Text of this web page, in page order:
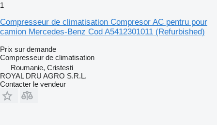
1
Compresseur de climatisation Compresor AC pentru pour
camion Mercedes-Benz Cod A5412301011 (Refurbished)
Prix sur demande
Compresseur de climatisation
Roumanie, Cristesti
ROYAL DRU AGRO S.R.L.
Contacter le vendeur